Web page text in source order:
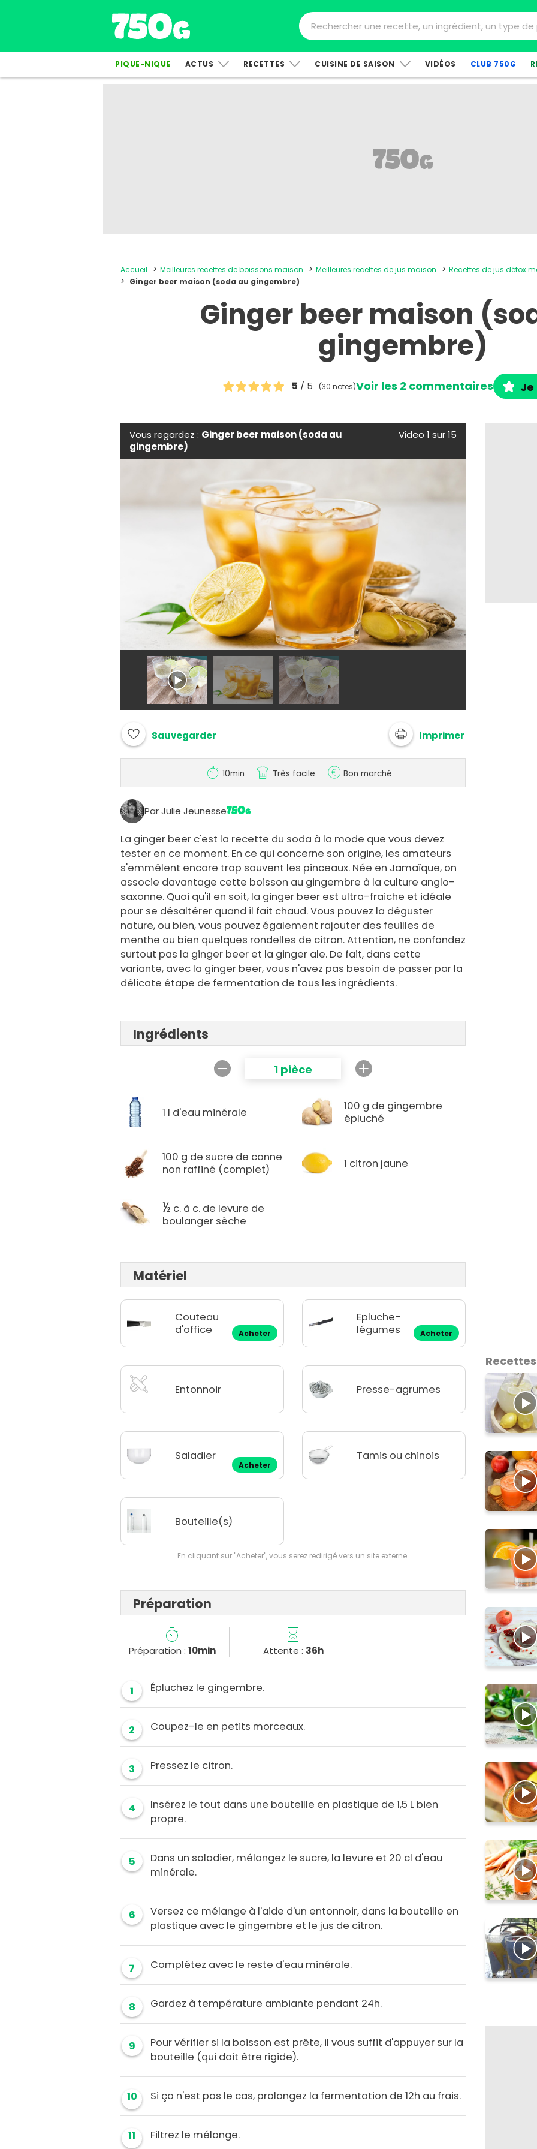
PIQUE-NIQUE ACTUS RECETTES CUISINE DE SAISON VIDÉOS CLUB 750G
Accueil Meilleures recettes de boissons maison Meilleures recettes de jus maison
Recettes de jus détox
Ginger beer maison (soda au gingembre)
Ginger beer maison
gingembre)
5 / 5 (30 notes)Voir les 2 commentaires Je
Vous regardez : Ginger beer maison (soda au
gingembre)
Video 1 sur 15
Sauvegarder Imprimer
10min Très facile Bon marché
Par Julie Jeunesse
La ginger beer c'est la recette du soda à la mode que vous devez
tester en ce moment. En ce qui concerne son origine, les amateurs
s'emmêlent encore trop souvent les pinceaux. Née en Jamaïque, on
associe davantage cette boisson au gingembre à la culture anglo-
saxonne. Quoi qu'il en soit, la ginger beer est ultra-fraiche et idéale
pour se désaltérer quand il fait chaud. Vous pouvez la déguster
nature, ou bien, vous pouvez également rajouter des feuilles de
menthe ou bien quelques rondelles de citron. Attention, ne confondez
surtout pas la ginger beer et la ginger ale. De fait, dans cette
variante, avec la ginger beer, vous n'avez pas besoin de passer par la
délicate étape de fermentation de tous les ingrédients.
Ingrédients
1 pièce
1 l d'eau minérale
100 g de gingembre
épluché
100 g de sucre de canne
non raffiné (complet)
1 citron jaune
½ c. à c. de levure de
boulanger sèche
Matériel
Couteau
d'office
Acheter
Epluche-
légumes
Acheter
Entonnoir Presse-agrumes
Saladier
Acheter
Tamis ou chinois
Bouteille(s)
En cliquant sur "Acheter", vous serez redirigé vers un site externe.
Préparation
Préparation : 10min Attente : 36h
1 Épluchez le gingembre.
2 Coupez-le en petits morceaux.
3 Pressez le citron.
4
Insérez le tout dans une bouteille en plastique de 1,5 L bien
propre.
5
Dans un saladier, mélangez le sucre, la levure et 20 cl d'eau
minérale.
6
Versez ce mélange à l'aide d'un entonnoir, dans la bouteille en
plastique avec le gingembre et le jus de citron.
7 Complétez avec le reste d'eau minérale.
8 Gardez à température ambiante pendant 24h.
9
Pour vérifier si la boisson est prête, il vous suffit d'appuyer sur la
bouteille (qui doit être rigide).
10 Si ça n'est pas le cas, prolongez la fermentation de 12h au frais.
11 Filtrez le mélange.